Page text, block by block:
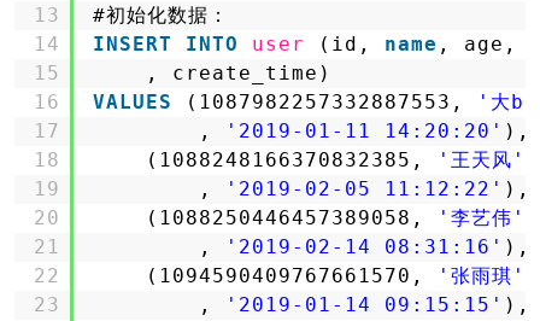
13
14
15
16
17
18
19
20
21
22
23
#初始化数据：
INSERT
INTO user (id, name , age,
, create_time)
VALUES
(1087982257332887553,
'大
,
'2019-01-11 14:20:20' ),
(1088248166370832385,
'王天风'
,
'2019-02-05 11:12:22' ),
(1088250446457389058,
'李艺伟'
,
'2019-02-14 08:31:16' ),
(1094590409767661570,
'张雨琪'
,
'2019-01-14 09:15:15' ),